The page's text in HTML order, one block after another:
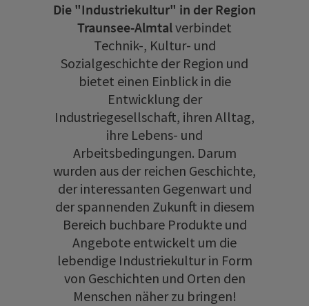
Die "Industriekultur" in der Region
Traunsee-Almtalverbindet
Technik-, Kultur- und
Sozialgeschichte der Region und
bietet einen Einblick in die
Entwicklung der
Industriegesellschaft, ihren Alltag,
ihre Lebens- und
Arbeitsbedingungen. Darum
wurden aus der reichen Geschichte,
der interessanten Gegenwart und
der spannenden Zukunft in diesem
Bereich buchbare Produkte und
Angebote entwickelt um die
lebendige Industriekultur in Form
von Geschichten und Orten den
Menschen näher zu bringen!